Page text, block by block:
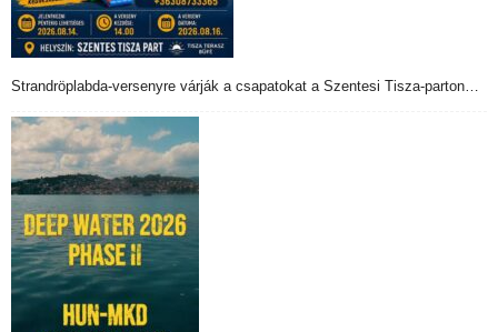
Strandröplabda-versenyre várják a csapatokat a Szentesi Tisza-parton…